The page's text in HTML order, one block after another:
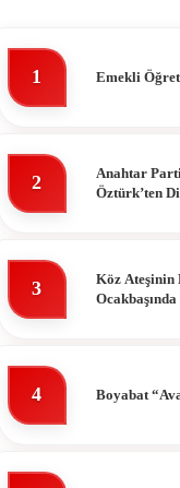
1 Emekli
2
Anahtar
Öztürk’ten
3
Köz Ateşinin
4 Boyabat